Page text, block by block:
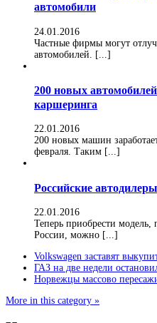
автомобили
24.01.2016
Частные фирмы могут
автомобилей. [...]
200 новых
каршеринга
22.01.2016
200 новых машин
февраля. Таким [...]
Российские
22.01.2016
Теперь приобрести
России, можно [...]
Volkswagen заставят
ГАЗ на две недели
Норвежцы массово
More in this category »